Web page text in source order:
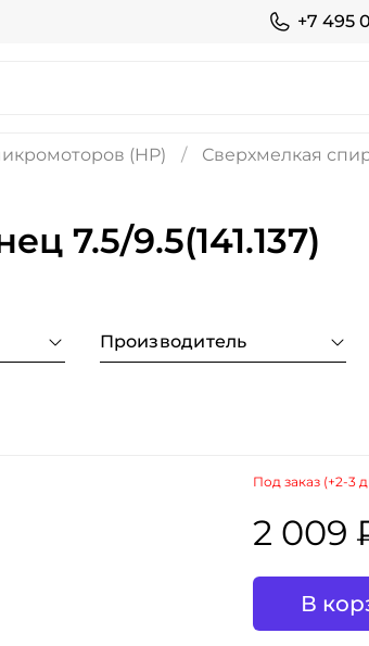
+7 495
(HP)
Сверхмелкая
7.5/9.5(141.137)
Производитель
Под заказ (+2-3
2 009
В